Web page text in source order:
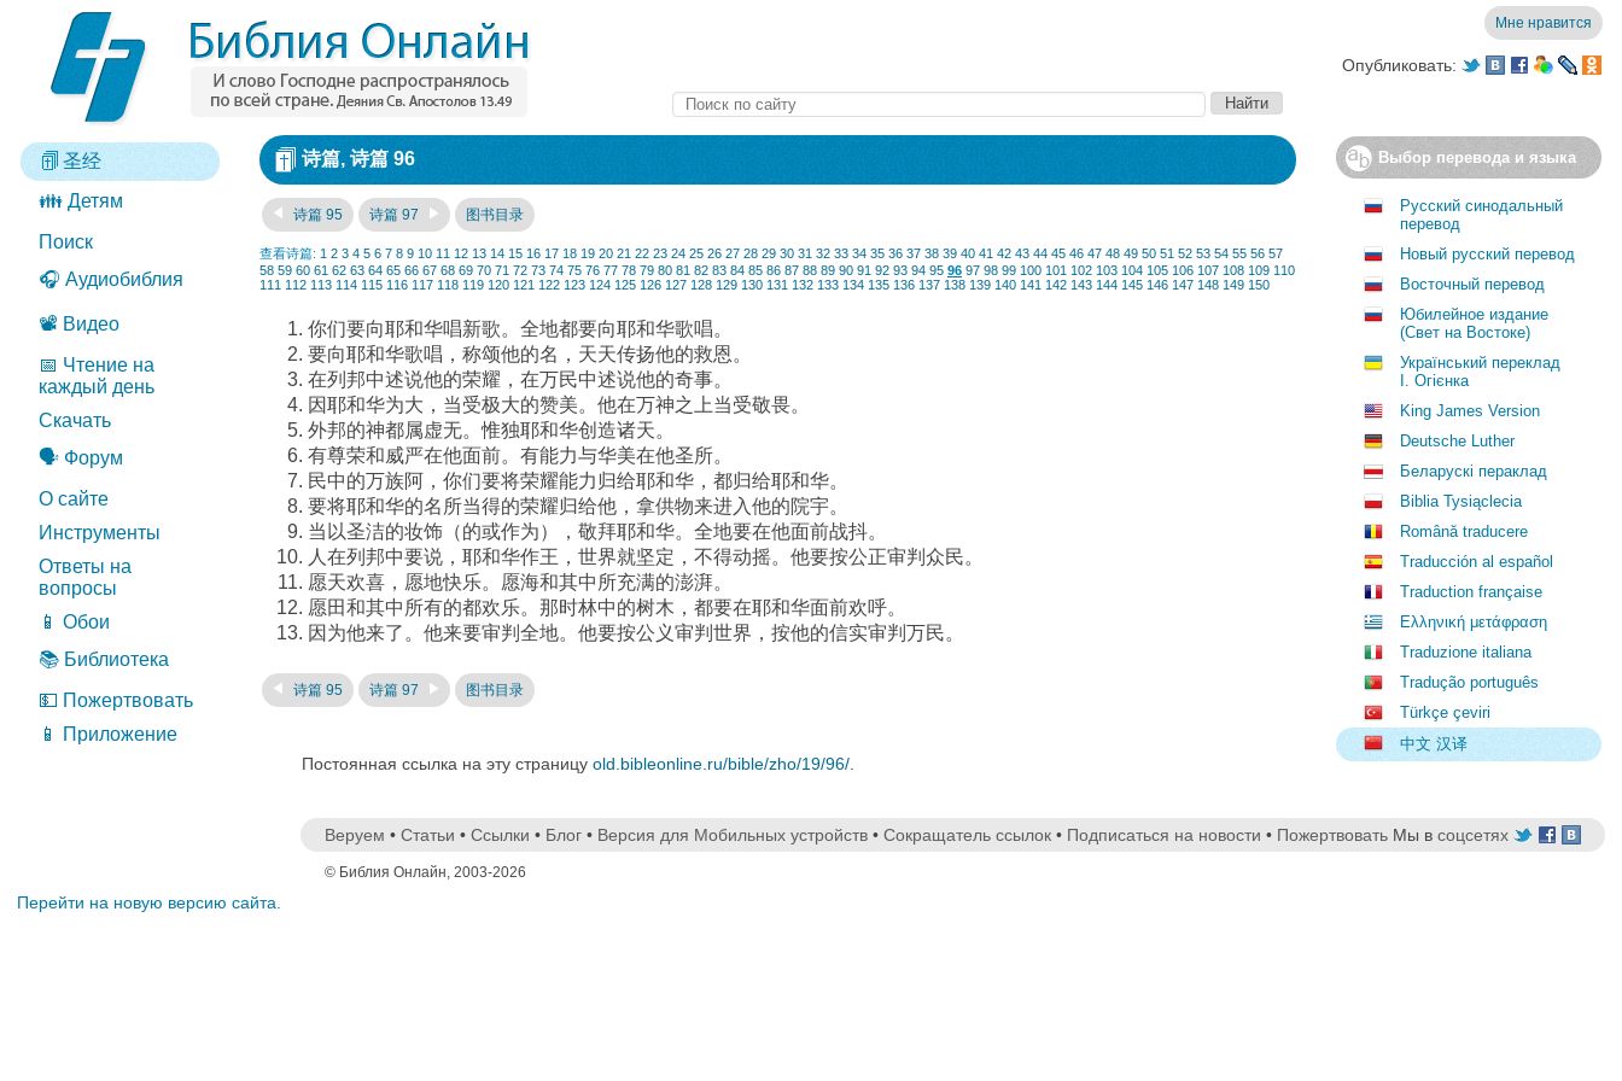
Мне нравится
Опубликовать:
圣经
👪 Детям
Поиск
🎧 Аудиобиблия
📽️ Видео
📅 Чтение на
каждый день
Скачать
🗣️ Форум
О сайте
Инструменты
Ответы на
вопросы
📱 Обои
📚 Библиотека
💵 Пожертвовать
📱 Приложение
诗篇, 诗篇 96
诗篇 95 诗篇 97 图书目录
查看诗篇: 1 2 3 4 5 6 7 8 9 10 11 12 13 14 15 16 17 18 19 20 21 22 23 24 25 26 27 28 29 30 31 32 33 34 35 36 37 38 39 40 41 42 43 44 45 46 47 48 49 50 51 52 53 54 55 56 57
58 59 60 61 62 63 64 65 66 67 68 69 70 71 72 73 74 75 76 77 78 79 80 81 82 83 84 85 86 87 88 89 90 91 92 93 94 95 96 97 98 99 100 101 102 103 104 105 106 107 108 109 110
111 112 113 114 115 116 117 118 119 120 121 122 123 124 125 126 127 128 129 130 131 132 133 134 135 136 137 138 139 140 141 142 143 144 145 146 147 148 149 150
你们要向耶和华唱新歌。全地都要向耶和华歌唱。
要向耶和华歌唱，称颂他的名，天天传扬他的救恩。
在列邦中述说他的荣耀，在万民中述说他的奇事。
因耶和华为大，当受极大的赞美。他在万神之上当受敬畏。
外邦的神都属虚无。惟独耶和华创造诸天。
有尊荣和威严在他面前。有能力与华美在他圣所。
民中的万族阿，你们要将荣耀能力归给耶和华，都归给耶和华。
要将耶和华的名所当得的荣耀归给他，拿供物来进入他的院宇。
当以圣洁的妆饰（的或作为），敬拜耶和华。全地要在他面前战抖。
人在列邦中要说，耶和华作王，世界就坚定，不得动摇。他要按公正审判众民。
愿天欢喜，愿地快乐。愿海和其中所充满的澎湃。
愿田和其中所有的都欢乐。那时林中的树木，都要在耶和华面前欢呼。
因为他来了。他来要审判全地。他要按公义审判世界，按他的信实审判万民。
诗篇 95 诗篇 97 图书目录
Постоянная ссылка на эту страницу old.bibleonline.ru/bible/zho/19/96/
Выбор перевода и языка
Русский синодальный
перевод
Новый русский перевод
Восточный перевод
Юбилейное издание
(Свет на Востоке)
Український переклад
І. Огієнка
King James Version
Deutsche Luther
Беларускі пераклад
Biblia Tysiąclecia
Română traducere
Traducción al español
Traduction française
Ελληνική μετάφραση
Traduzione italiana
Tradução português
Türkçe çeviri
中文 汉译
Мы в соцсетях
Веруем • Статьи • Ссылки • Блог • Версия для Мобильных устройств • Сокращатель ссылок • Подписаться на новости • Пожертвовать
© Библия Онлайн, 2003-2026
Перейти на новую версию сайта.